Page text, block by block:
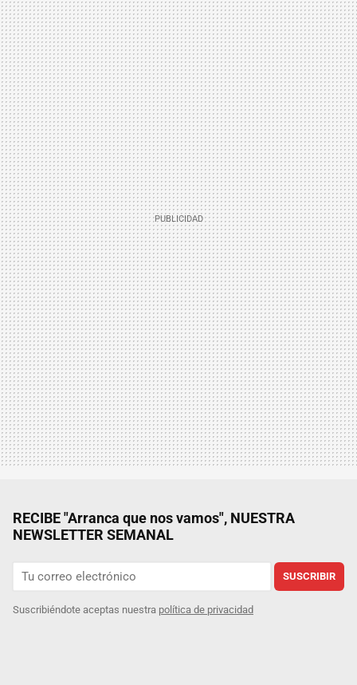
RECIBE "Arranca que nos vamos", NUESTRA
NEWSLETTER SEMANAL
SUSCRIBIR
Suscribiéndote aceptas nuestra política de privacidad